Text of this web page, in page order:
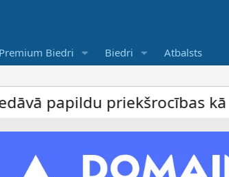
Premium Biedri Biedri Atbalsts
kā baneri